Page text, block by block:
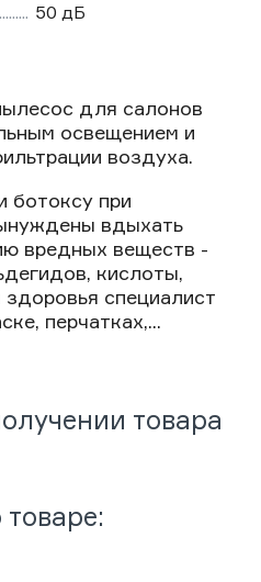
50 дБ
для салонов
освещением и
воздуха.
ботоксу при
вдыхать
вредных веществ -
кислоты,
специалист
перчатках,...
товара